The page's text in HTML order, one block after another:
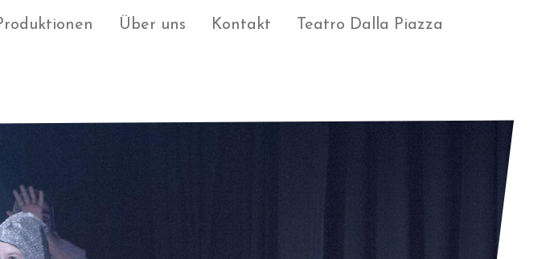
Über uns Kontakt Teatro Dalla Piazza